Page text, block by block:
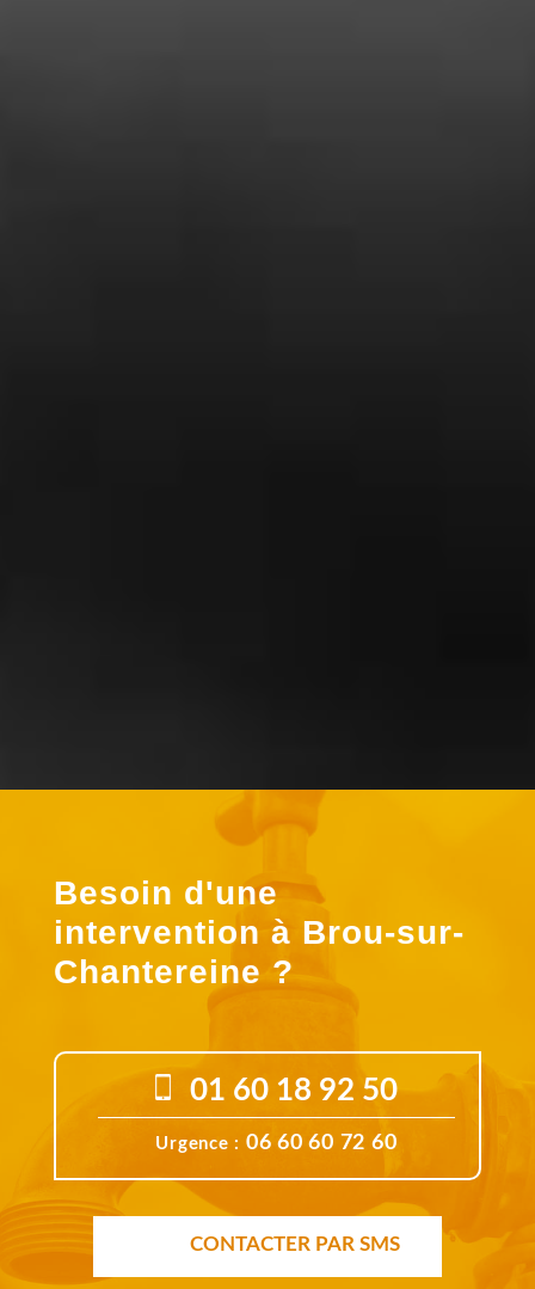
Besoin d'une
intervention à Brou-sur-
Chantereine ?
01 60 18 92 50
Urgence : 06 60 60 72 60
CONTACTER PAR SMS